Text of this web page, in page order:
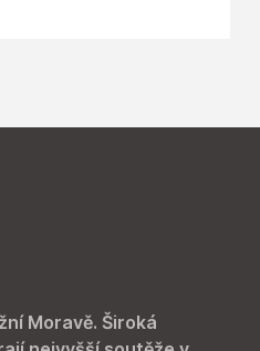
Moravě. Široká